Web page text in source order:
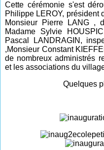
Cette cérémonie s'est
Philippe LEROY, président
Monsieur Pierre LANG ,
Madame Sylvie
Pascal LANDRAGIN,
,Monsieur Constant
de nombreux administrés
et les associations du
Quelques